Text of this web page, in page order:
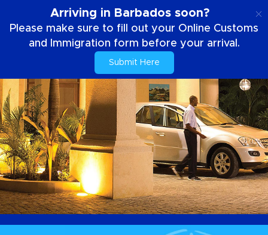
Arriving in Barbados soon?
Please make sure to fill out your Online Customs
and Immigration form before your arrival.
Submit Here